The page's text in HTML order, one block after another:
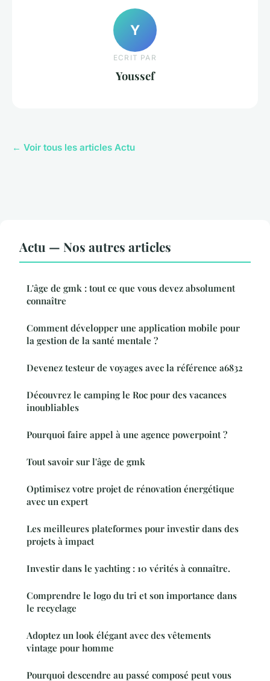
Y
ECRIT PAR
Youssef
← Voir tous les articles Actu
Actu — Nos autres articles
L'âge de gmk : tout ce que vous devez absolument
connaître
Comment développer une application mobile pour
la gestion de la santé mentale ?
Devenez testeur de voyages avec la référence a6832
Découvrez le camping le Roc pour des vacances
inoubliables
Pourquoi faire appel à une agence powerpoint ?
Tout savoir sur l'âge de gmk
Optimisez votre projet de rénovation énergétique
avec un expert
Les meilleures plateformes pour investir dans des
projets à impact
Investir dans le yachting : 10 vérités à connaître.
Comprendre le logo du tri et son importance dans
le recyclage
Adoptez un look élégant avec des vêtements
vintage pour homme
Pourquoi descendre au passé composé peut vous